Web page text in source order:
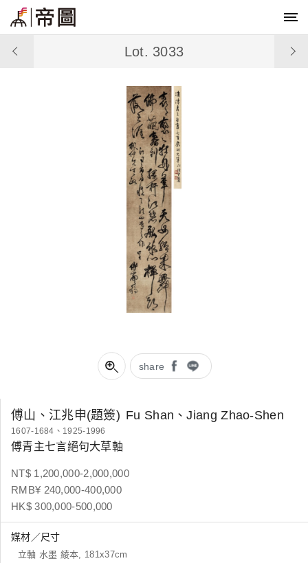
share
Lot. 3033
傅山、江兆申(題簽) Fu Shan、Jiang Zhao-Shen
1607-1684、1925-1996
傅青主七言絕句大草軸
NT$ 1,200,000-2,000,000
RMB¥ 240,000-400,000
HK$ 300,000-500,000
媒材／尺寸
立軸 水墨 綾本, 181x37cm